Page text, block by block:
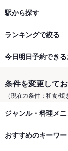
駅から探す
ランキングで絞る
今日明日予約でき
条件を変更して
（現在の条件：和食/焼
ジャンル・料理メ
おすすめのキーワ